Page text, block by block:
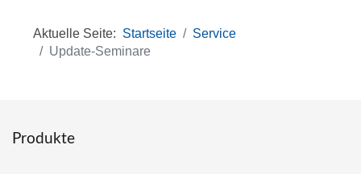
Aktuelle Seite: Startseite
Service
Update-Seminare
Produkte